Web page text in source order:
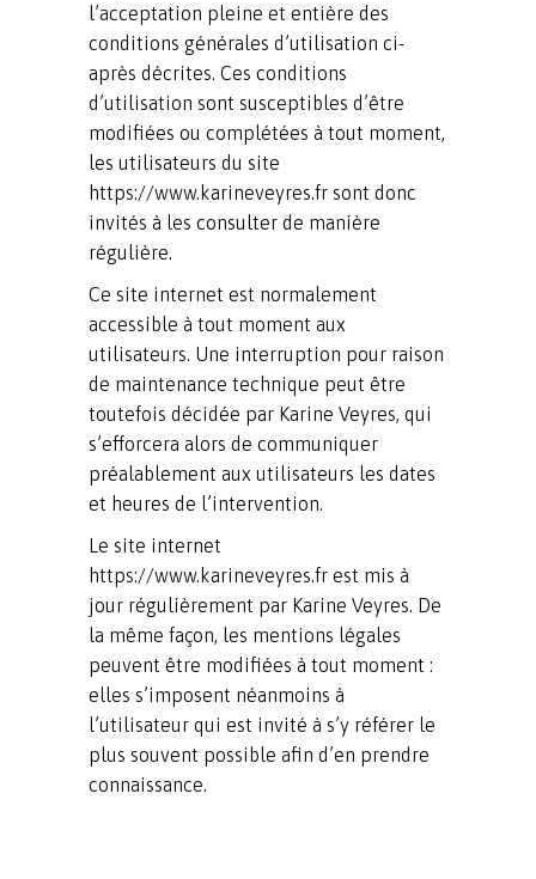
l’acceptation pleine et entière des
conditions générales d’utilisation ci-
après décrites. Ces conditions
d’utilisation sont susceptibles d’être
modifiées ou complétées à tout moment,
les utilisateurs du site
https://www.karineveyres.fr sont donc
invités à les consulter de manière
régulière.
Ce site internet est normalement
accessible à tout moment aux
utilisateurs. Une interruption pour raison
de maintenance technique peut être
toutefois décidée par Karine Veyres, qui
s’efforcera alors de communiquer
préalablement aux utilisateurs les dates
et heures de l’intervention.
Le site internet
https://www.karineveyres.fr est mis à
jour régulièrement par Karine Veyres. De
la même façon, les mentions légales
peuvent être modifiées à tout moment :
elles s’imposent néanmoins à
l’utilisateur qui est invité à s’y référer le
plus souvent possible afin d’en prendre
connaissance.